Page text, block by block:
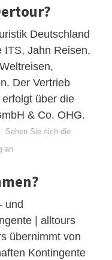
Deutschland
ITS, Jahn Reisen,
Der Vertrieb
über die
& Co. OHG.
Sehen Sie sich die
an
und
| alltours
übernimmt von
Kontingente